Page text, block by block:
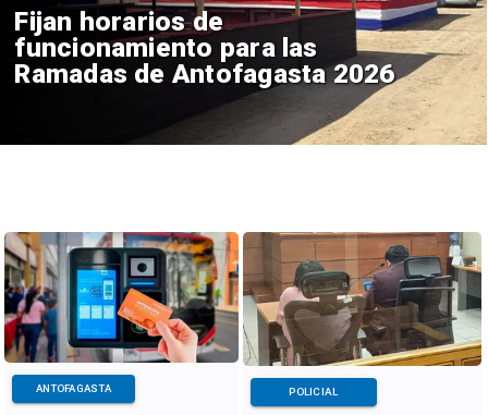
Fijan horarios de
funcionamiento para las
Ramadas de Antofagasta 2026
ANTOFAGASTA POLICIAL